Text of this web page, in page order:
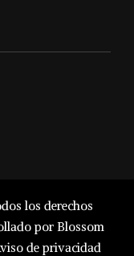
los derechos
por Blossom
de privacidad